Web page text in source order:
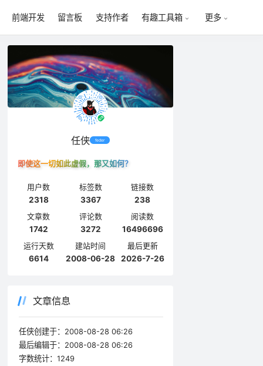
前端开发 留言板 支持作者 有趣工具箱 更多
任侠 feder
即使这一切如此虚假，那又如何？
用户数
2318
标签数
3367
链接数
238
文章数
1742
评论数
3272
阅读数
16496696
运行天数
6614
建站时间
2008-06-28
最后更新
2026-7-26
文章信息
任侠创建于： 2008-08-28 06:26
最后编辑于： 2008-08-28 06:26
字数统计： 1249